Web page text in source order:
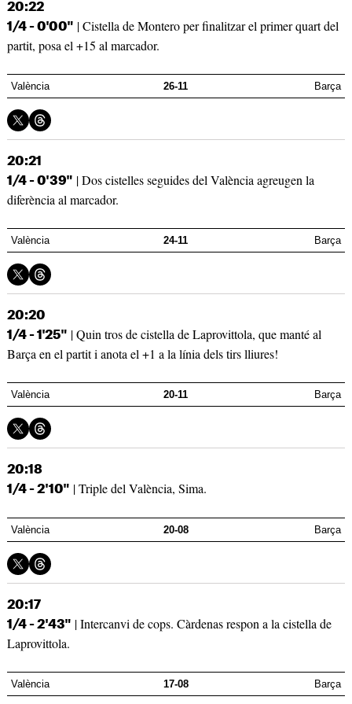
20:22
1/4 - 0'00" | Cistella de Montero per finalitzar el primer quart del
partit, posa el +15 al marcador.
València 26-11 Barça
20:21
1/4 - 0'39" | Dos cistelles seguides del València agreugen la
diferència al marcador.
València 24-11 Barça
20:20
1/4 - 1'25" | Quin tros de cistella de Laprovittola, que manté al
Barça en el partit i anota el +1 a la línia dels tirs lliures!
València 20-11 Barça
20:18
1/4 - 2'10" | Triple del València, Sima.
València 20-08 Barça
20:17
1/4 - 2'43" | Intercanvi de cops. Càrdenas respon a la cistella de
Laprovittola.
València 17-08 Barça